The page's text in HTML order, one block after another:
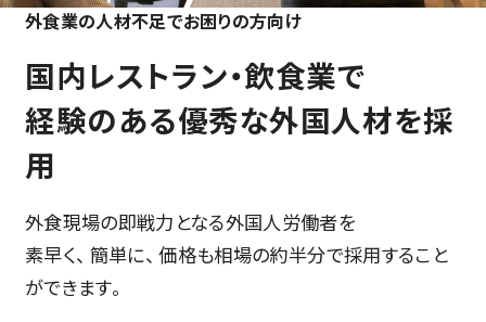
外食業の人材不足でお困りの方向け
国内レストラン・飲食業で
経験のある優秀な外国人材を採
用
外食現場の即戦力となる外国人労働者を
素早く、 簡単に、 価格も相場の約半分で採用すること
ができます。